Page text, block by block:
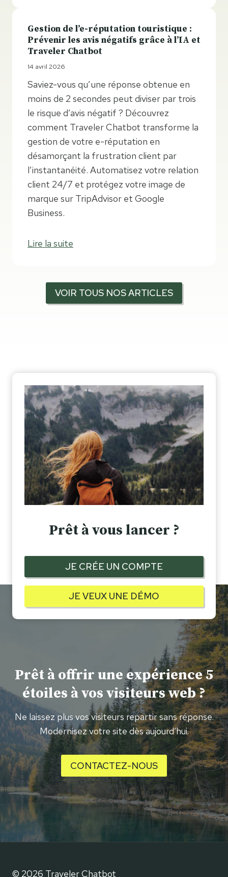
Gestion de l’e-réputation touristique :
Prévenir les avis négatifs grâce à l’IA et
Traveler Chatbot
14 avril 2026
Saviez-vous qu’une réponse obtenue en
moins de 2 secondes peut diviser par trois
le risque d’avis négatif ? Découvrez
comment Traveler Chatbot transforme la
gestion de votre e-réputation en
désamorçant la frustration client par
l’instantanéité. Automatisez votre relation
client 24/7 et protégez votre image de
marque sur TripAdvisor et Google
Business.
Lire la suite
VOIR TOUS NOS ARTICLES
Prêt à vous lancer ?
JE CRÉE UN COMPTE
JE VEUX UNE DÉMO
Prêt à offrir une expérience 5
étoiles à vos visiteurs web ?
Ne laissez plus vos visiteurs repartir sans réponse.
Modernisez votre site dès aujourd’hui.
CONTACTEZ-NOUS
© 2026 Traveler Chatbot